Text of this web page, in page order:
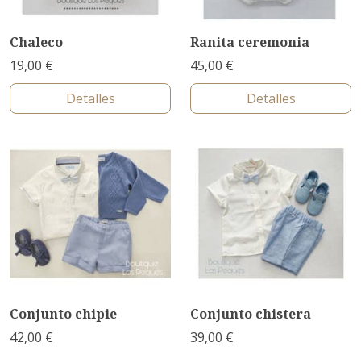
Chaleco
19,00 €
Detalles
Ranita ceremonia
45,00 €
Detalles
Conjunto chipie
42,00 €
Conjunto chistera
39,00 €